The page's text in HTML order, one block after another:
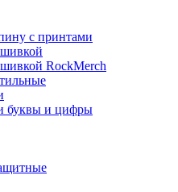
с принтами
RockMerch
буквы и цифры